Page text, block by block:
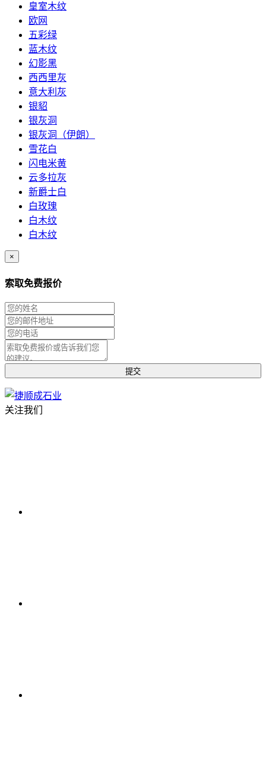
皇室木纹
欧网
五彩绿
蓝木纹
幻影黑
西西里灰
意大利灰
银貂
银灰洞
银灰洞（伊朗）
雪花白
闪电米黄
云多拉灰
新爵士白
白玫瑰
白木纹
白木纹
×
索取免费报价
关注我们